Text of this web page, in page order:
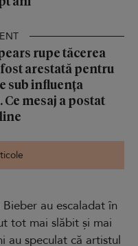
rupe tăcerea
fost arestată pentru
sub influența
Ce mesaj a postat
au escaladat în
tot mai slăbit și mai
au speculat că artistul